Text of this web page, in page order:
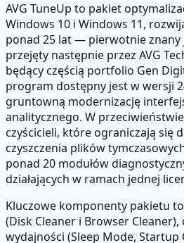
AVG TuneUp to pakiet
Windows 10 i Windows 11,
ponad 25 lat — pierwotnie znany
przejęty następnie przez AVG
będący częścią portfolio Gen
program dostępny jest w wersji
gruntowną modernizację
analitycznego. W
czyścicieli, które ograniczają się
czyszczenia plików
ponad 20 modułów
działających w ramach jednej
Kluczowe komponenty pakietu
(Disk Cleaner i Browser
wydajności (Sleep Mode,